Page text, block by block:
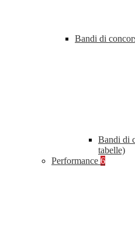
Bandi di
Bandi di
tabelle)
Performance 6